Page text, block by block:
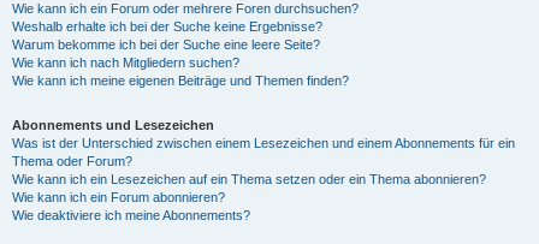
Wie kann ich ein Forum oder mehrere Foren durchsuchen?
Weshalb erhalte ich bei der Suche keine Ergebnisse?
Warum bekomme ich bei der Suche eine leere Seite?
Wie kann ich nach Mitgliedern suchen?
Wie kann ich meine eigenen Beiträge und Themen finden?
Abonnements und Lesezeichen
Was ist der Unterschied zwischen einem Lesezeichen und einem Abonnements für ein
Thema oder Forum?
Wie kann ich ein Lesezeichen auf ein Thema setzen oder ein Thema abonnieren?
Wie kann ich ein Forum abonnieren?
Wie deaktiviere ich meine Abonnements?